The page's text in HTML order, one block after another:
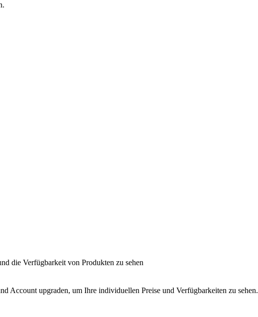
die Verfügbarkeit von Produkten zu sehen
Account upgraden, um Ihre individuellen Preise und Verfügbarkeiten zu sehen.